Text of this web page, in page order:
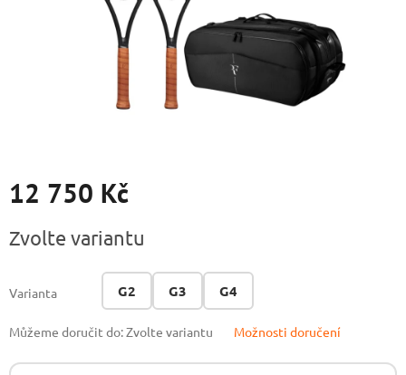
12 750 Kč
cena:
Zvolte variantu
Varianta G2 G3 G4
Můžeme doručit do:Zvolte variantu Možnosti doručení